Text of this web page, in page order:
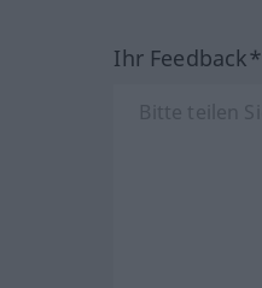
Ihr Feedback*